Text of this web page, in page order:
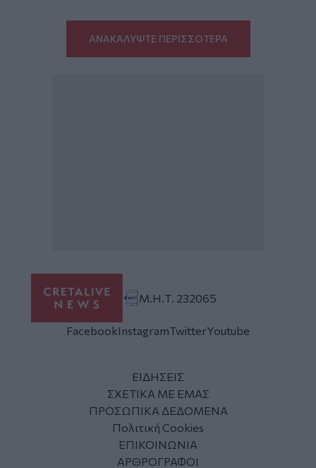
ΑΝΑΚΑΛΥΨΤΕ ΠΕΡΙΣΣΟΤΕΡΑ
Μ.Η.Τ. 232065
FacebookInstagramTwitterYoutube
ΕΙΔΗΣΕΙΣ
ΣΧΕΤΙΚΑ ΜΕ ΕΜΑΣ
ΠΡΟΣΩΠΙΚΑ ΔΕΔΟΜΕΝΑ
Πολιτική Cookies
ΕΠΙΚΟΙΝΩΝΙΑ
ΑΡΘΡΟΓΡΑΦΟΙ